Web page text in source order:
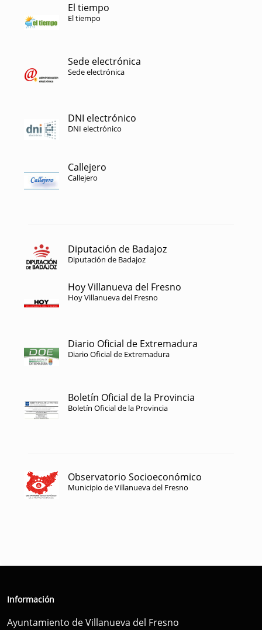
El tiempo
El tiempo
Sede electrónica
Sede electrónica
DNI electrónico
DNI electrónico
Callejero
Callejero
Diputación de Badajoz
Diputación de Badajoz
Hoy Villanueva del Fresno
Hoy Villanueva del Fresno
Diario Oficial de Extremadura
Diario Oficial de Extremadura
Boletín Oficial de la Provincia
Boletín Oficial de la Provincia
Observatorio Socioeconómico
Municipio de Villanueva del Fresno
Información
Ayuntamiento de Villanueva del Fresno